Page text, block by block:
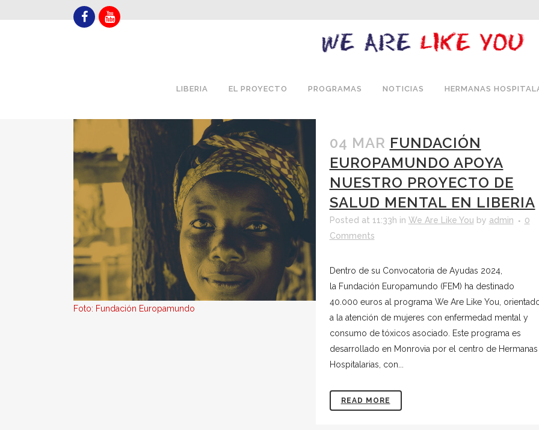
LIBERIA EL PROYECTO PROGRAMAS NOTICIAS HERMANAS
Foto: Fundación Europamundo
04 MAR FUNDACIÓN
EUROPAMUNDO APOYA
NUESTRO PROYECTO DE
SALUD MENTAL EN LIBERIA
Posted at 11:33h in We Are Like You by admin
0
Comments
Dentro de su Convocatoria de Ayudas 2024,
la Fundación Europamundo (FEM) ha destinado
40.000 euros al programa We Are Like You,
a la atención de mujeres con enfermedad mental y
consumo de tóxicos asociado. Este programa es
desarrollado en Monrovia por el centro de Hermanas
Hospitalarias, con...
READ MORE